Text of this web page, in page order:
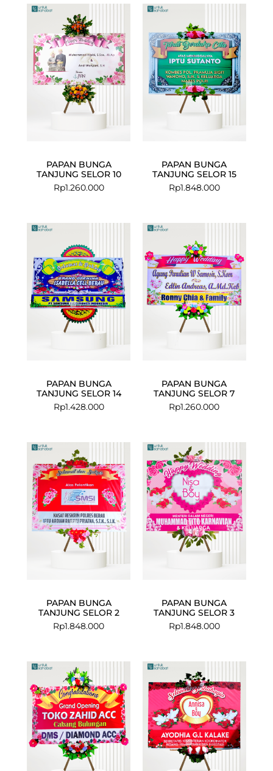
PAPAN BUNGA
TANJUNG SELOR 10
Rp1.260.000
PAPAN BUNGA
TANJUNG SELOR 15
Rp1.848.000
PAPAN BUNGA
TANJUNG SELOR 14
Rp1.428.000
PAPAN BUNGA
TANJUNG SELOR 7
Rp1.260.000
PAPAN BUNGA
TANJUNG SELOR 2
Rp1.848.000
PAPAN BUNGA
TANJUNG SELOR 3
Rp1.848.000